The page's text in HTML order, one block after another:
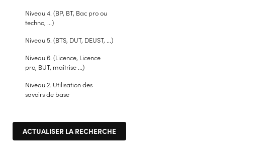
Niveau 4. (BP, BT, Bac pro ou
techno, ...)
Niveau 5. (BTS, DUT, DEUST, ...)
Niveau 6. (Licence, Licence
pro, BUT, maîtrise ...)
Niveau 2. Utilisation des
savoirs de base